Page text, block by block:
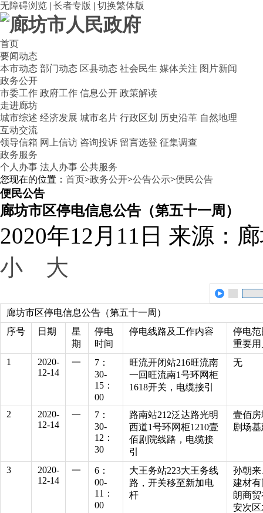
无障碍浏览 | 长者专版 | 切换繁体版
首页
要闻动态
本市动态 部门动态 区县动态 社会民生 媒体关注 图片新闻
政务公开
市委工作 政府工作 信息公开 政策解读
走进廊坊
城市综述 经济发展 城市名片 行政区划 历史沿革 自然地理
互动交流
领导信箱 网上信访 咨询投诉 留言选登 征集调查
政务服务
个人办事 法人办事 公共服务
您现在的位置： 首页>政务公开>公告公示>便民公告
便民公告
廊坊市区停电信息公告（第五十一周）
2020年12月11日 来源：
小
大
廊坊市区停电信息公告（第五十一周）
序号
日期
星
期
停电
时间
停电线路及工作内容
停电
重要用
1
2020-
12-14
一
7：
30-
15：
00
旺流开闭站216旺流南
一回旺流南1号环网柜
1618开关，电缆接引
无
2
2020-
12-14
一
7：
30-
12：
30
路南站212泛达路光明
西道1号环网柜1210壹
佰剧院线路，电缆接
引
壹佰
剧场
3
2020-
12-14
一
6：
00-
11：
00
大王务站223大王务线
路，开关移至新加电
杆
孙朝
建材
朗商
安次